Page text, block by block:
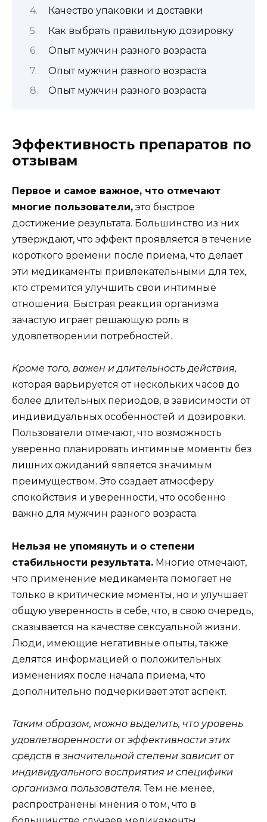
Качество упаковки и доставки
Как выбрать правильную дозировку
Опыт мужчин разного возраста
Опыт мужчин разного возраста
Опыт мужчин разного возраста
Эффективность препаратов по
отзывам
Первое и самое важное, что отмечают
многие пользователи, это быстрое
достижение результата. Большинство из них
утверждают, что эффект проявляется в течение
короткого времени после приема, что делает
эти медикаменты привлекательными для тех,
кто стремится улучшить свои интимные
отношения. Быстрая реакция организма
зачастую играет решающую роль в
удовлетворении потребностей.
Кроме того, важен и длительность действия,
которая варьируется от нескольких часов до
более длительных периодов, в зависимости от
индивидуальных особенностей и дозировки.
Пользователи отмечают, что возможность
уверенно планировать интимные моменты без
лишних ожиданий является значимым
преимуществом. Это создает атмосферу
спокойствия и уверенности, что особенно
важно для мужчин разного возраста.
Нельзя не упомянуть и о степени
стабильности результата. Многие отмечают,
что применение медикамента помогает не
только в критические моменты, но и улучшает
общую уверенность в себе, что, в свою очередь,
сказывается на качестве сексуальной жизни.
Люди, имеющие негативные опыты, также
делятся информацией о положительных
изменениях после начала приема, что
дополнительно подчеркивает этот аспект.
Таким образом, можно выделить, что уровень
удовлетворенности от эффективности этих
средств в значительной степени зависит от
индивидуального восприятия и специфики
организма пользователя. Тем не менее,
распространены мнения о том, что в